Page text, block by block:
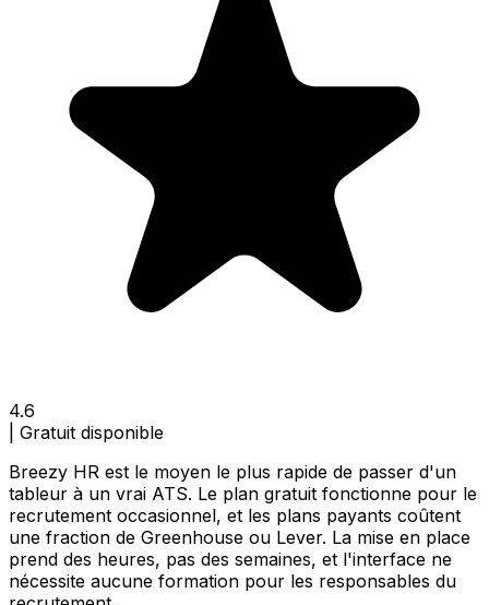
4.6
Gratuit disponible
Breezy HR est le moyen le plus rapide de passer d'un
tableur à un vrai ATS. Le plan gratuit fonctionne pour le
recrutement occasionnel, et les plans payants coûtent
une fraction de Greenhouse ou Lever. La mise en place
prend des heures, pas des semaines, et l'interface ne
nécessite aucune formation pour les responsables du